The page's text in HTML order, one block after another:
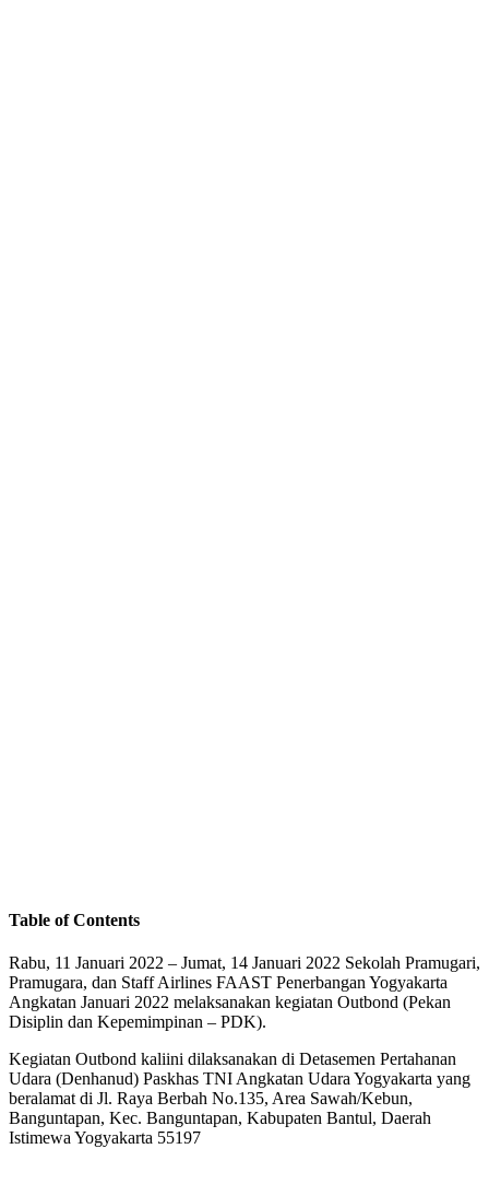
Table of Contents
Rabu, 11 Januari 2022 – Jumat, 14 Januari 2022 Sekolah Pramugari,
Pramugara, dan Staff Airlines FAAST Penerbangan Yogyakarta
Angkatan Januari 2022 melaksanakan kegiatan Outbond (Pekan
Disiplin dan Kepemimpinan – PDK).
Kegiatan Outbond kaliini dilaksanakan di Detasemen Pertahanan
Udara (Denhanud) Paskhas TNI Angkatan Udara Yogyakarta yang
beralamat di Jl. Raya Berbah No.135, Area Sawah/Kebun,
Banguntapan, Kec. Banguntapan, Kabupaten Bantul, Daerah
Istimewa Yogyakarta 55197